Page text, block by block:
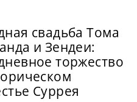
свадьба Тома
и Зендеи:
торжество
Суррея